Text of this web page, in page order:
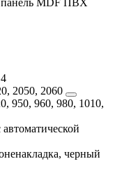
4
2050, 2060
950, 960, 980, 1010,
черный